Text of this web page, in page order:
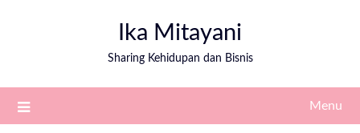
Ika Mitayani
Sharing Kehidupan dan Bisnis
Menu